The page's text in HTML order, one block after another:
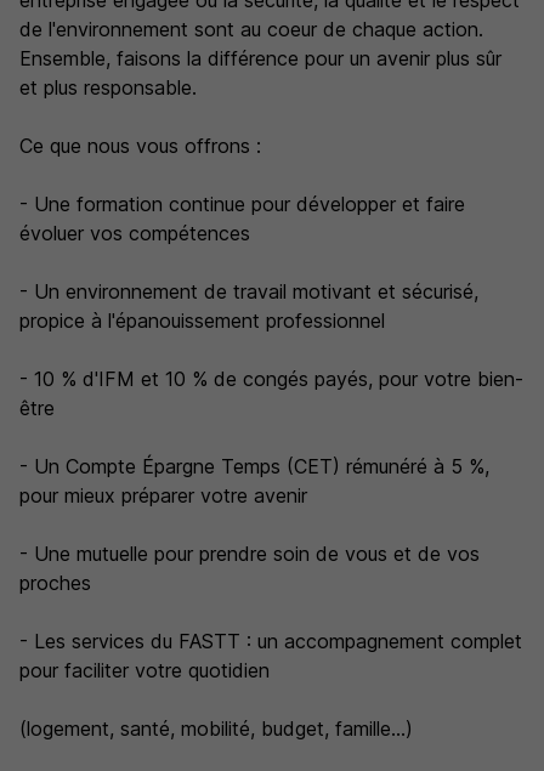
de l'environnement sont au coeur de chaque action.
Ensemble, faisons la différence pour un avenir plus sûr
et plus responsable.
Ce que nous vous offrons :
- Une formation continue pour développer et faire
évoluer vos compétences
- Un environnement de travail motivant et sécurisé,
propice à l'épanouissement professionnel
- 10 % d'IFM et 10 % de congés payés, pour votre bien-
être
- Un Compte Épargne Temps (CET) rémunéré à 5 %,
pour mieux préparer votre avenir
- Une mutuelle pour prendre soin de vous et de vos
proches
- Les services du FASTT : un accompagnement complet
pour faciliter votre quotidien
(logement, santé, mobilité, budget, famille...)